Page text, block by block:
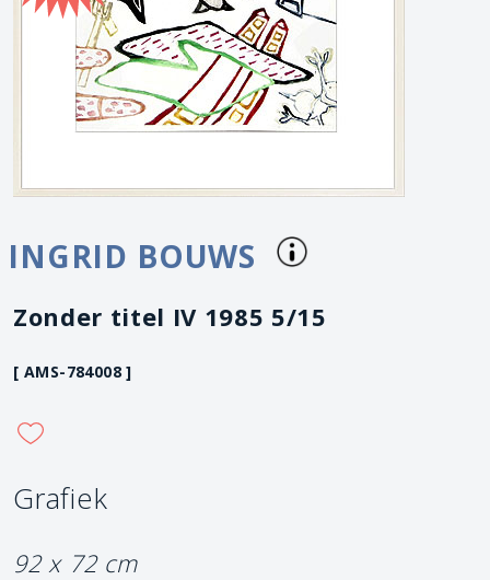
INGRID BOUWS
Zonder titel IV 1985 5/15
[ AMS-784008 ]
Grafiek
92 x 72 cm